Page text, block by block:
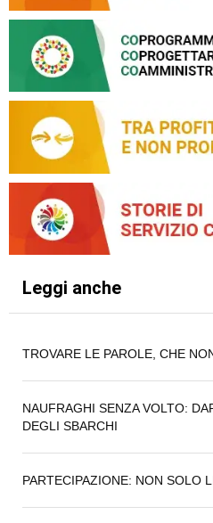
Leggi anche
TROVARE LE PAROLE, CHE
NAUFRAGHI SENZA VOLTO:
DEGLI SBARCHI
PARTECIPAZIONE: NON SOLO